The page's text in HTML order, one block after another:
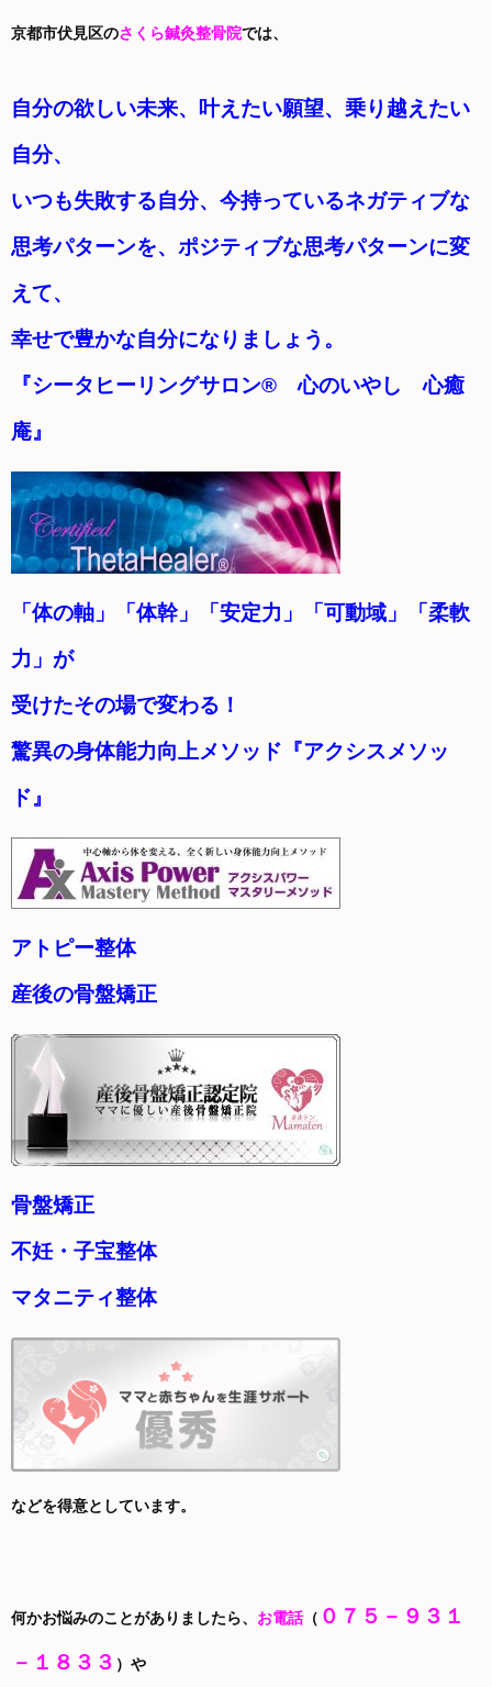
京都市伏見区のさくら鍼灸整骨院では、
自分の欲しい未来、叶えたい願望、乗り越えたい
自分、
いつも失敗する自分、今持っているネガティブな
思考パターンを、ポジティブな思考パターンに変
えて、
幸せで豊かな自分になりましょう。
『シータヒーリングサロン® 心のいやし 心癒
庵』
「体の軸」「体幹」「安定力」「可動域」「柔軟
力」が
受けたその場で変わる！
驚異の身体能力向上メソッド『アクシスメソッ
ド』
アトピー整体
産後の骨盤矯正
骨盤矯正
不妊・子宝整体
マタニティ整体
などを得意としています。
何かお悩みのことがありましたら、 お電話（ ０７５－９３１
－１８３３ ）や